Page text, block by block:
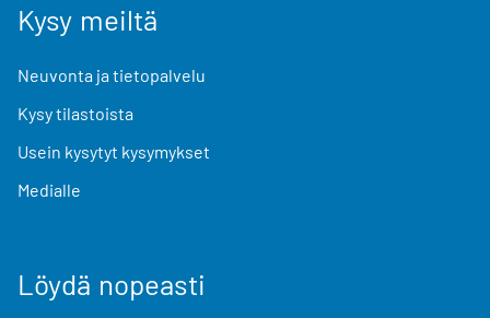
Kysy meiltä
Neuvonta ja tietopalvelu
Kysy tilastoista
Usein kysytyt kysymykset
Medialle
Löydä nopeasti